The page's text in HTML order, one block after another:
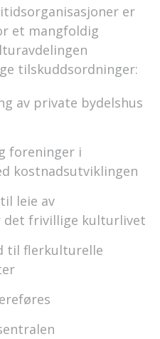
er
et mangfoldig
tilskuddsordninger:
av private bydelshus
foreninger i
kostnadsutviklingen
leie av
frivillige kulturlivet
til flerkulturelle